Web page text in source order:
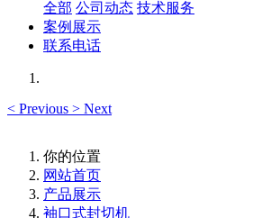
全部 公司动态 技术服务
案例展示
联系电话
< Previous > Next
你的位置
网站首页
产品展示
袖口式封切机